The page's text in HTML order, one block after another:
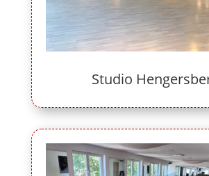
Studio